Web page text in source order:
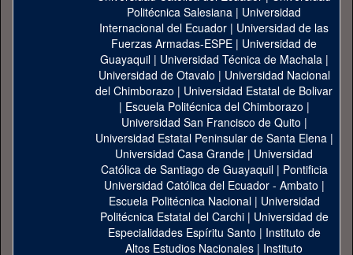
Politécnica Salesiana | Universidad
Internacional del Ecuador | Universidad de las
Fuerzas Armadas-ESPE | Universidad de
Guayaquil| Universidad Técnica de Machala|
Universidad de Otavalo | Universidad Nacional
del Chimborazo | Universidad Estatal de Bolivar
| Escuela Politécnica del Chimborazo |
Universidad San Francisco de Quito |
Universidad Estatal Peninsular de Santa Elena|
Universidad Casa Grande | Universidad
Católica de Santiago de Guayaquil| Pontificia
Universidad Católica del Ecuador - Ambato |
Escuela Politécnica Nacional| Universidad
Politécnica Estatal del Carchi| Universidad de
Especialidades Espíritu Santo | Instituto de
Altos Estudios Nacionales | Instituto